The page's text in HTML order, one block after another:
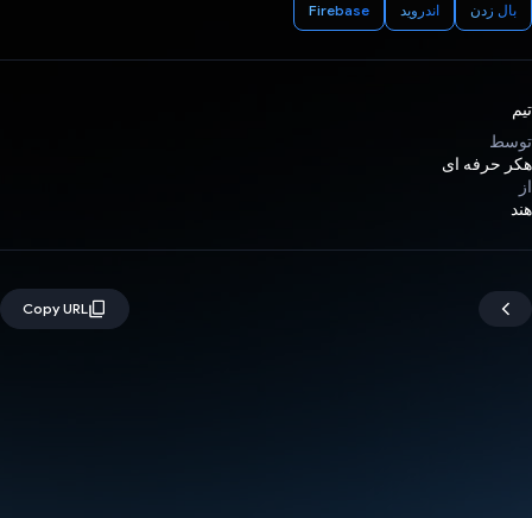
بال زدن اندروید Firebase
تیم
توسط
هکر حرفه ای
از
هند